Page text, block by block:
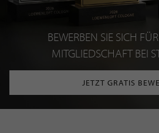
BEWERBEN SIE SICH
MITGLIEDSCHAFT BEI
JETZT GRATIS